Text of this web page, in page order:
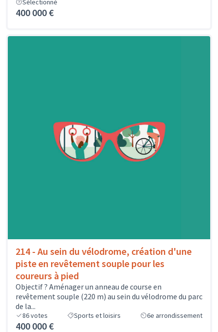
Sélectionné
400 000 €
214 - Au sein du vélodrome, création d'une
piste en revêtement souple pour les
coureurs à pied
Objectif ? Aménager un anneau de course en
revêtement souple (220 m) au sein du vélodrome du parc
de la...
86votes Sports et loisirs 6e arrondissement
400 000 €